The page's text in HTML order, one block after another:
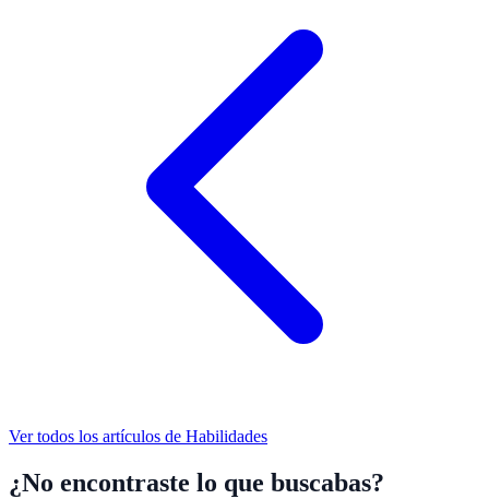
Ver todos los artículos de Habilidades
¿No encontraste lo que buscabas?